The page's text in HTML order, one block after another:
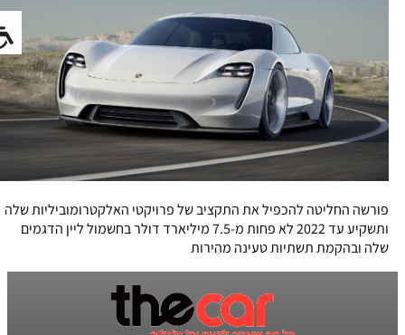
פורשה החליטה להכפיל את התקציב של פרויקטי האלקטרומוביליות שלה
ותשקיע עד 2022 לא פחות מ-7.5 מיליארד דולר בחשמול ליין הדגמים
שלה ובהקמת תשתיות טעינה מהירות